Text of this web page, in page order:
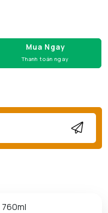
Mua Ngay
Thanh toán ngay
760ml